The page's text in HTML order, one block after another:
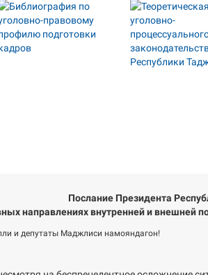
Послание Президента
направлениях внутренней и внешней
и депутаты Маджлиси намояндагон!